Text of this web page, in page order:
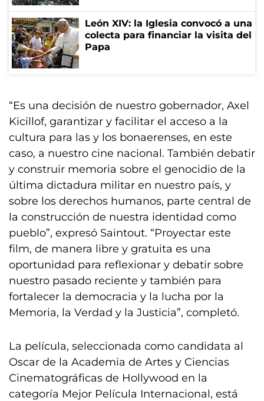
León XIV: la Iglesia convocó a una
colecta para financiar la visita del
Papa
“Es una decisión de nuestro gobernador, Axel
Kicillof, garantizar y facilitar el acceso a la
cultura para las y los bonaerenses, en este
caso, a nuestro cine nacional. También debatir
y construir memoria sobre el genocidio de la
última dictadura militar en nuestro país, y
sobre los derechos humanos, parte central de
la construcción de nuestra identidad como
pueblo”, expresó Saintout. “Proyectar este
film, de manera libre y gratuita es una
oportunidad para reflexionar y debatir sobre
nuestro pasado reciente y también para
fortalecer la democracia y la lucha por la
Memoria, la Verdad y la Justicia”, completó.
La película, seleccionada como candidata al
Oscar de la Academia de Artes y Ciencias
Cinematográficas de Hollywood en la
categoría Mejor Película Internacional, está